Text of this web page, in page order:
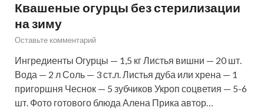
Квашеные огурцы без стерилизации
на зиму
Оставьте комментарий
Ингредиенты Огурцы — 1,5 кг Листья вишни — 20 шт.
Вода — 2 л Соль — 3 ст.л. Листья дуба или хрена — 1
пригоршня Чеснок — 5 зубчиков Укроп соцветия — 5-6
шт. Фото готового блюда Алена Прика автор…